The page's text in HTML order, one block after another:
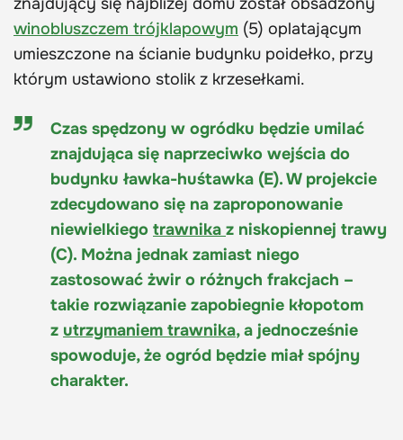
winobluszczem trójklapowym (5) oplatającym
umieszczone na ścianie budynku poidełko, przy
którym ustawiono stolik z krzesełkami.
Czas spędzony w ogródku będzie umilać
znajdująca się naprzeciwko wejścia do
budynku ławka-huśtawka (E). W projekcie
zdecydowano się na zaproponowanie
niewielkiego trawnika z niskopiennej trawy
(C). Można jednak zamiast niego
zastosować żwir o różnych frakcjach –
takie rozwiązanie zapobiegnie kłopotom
z utrzymaniem trawnika, a jednocześnie
spowoduje, że ogród będzie miał spójny
charakter.